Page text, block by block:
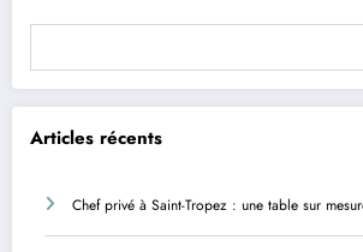
Articles récents
Chef privé à Saint-Tropez : une table sur